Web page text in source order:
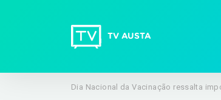
TV AUSTA
Dia Nacional da Vacinação ressalta